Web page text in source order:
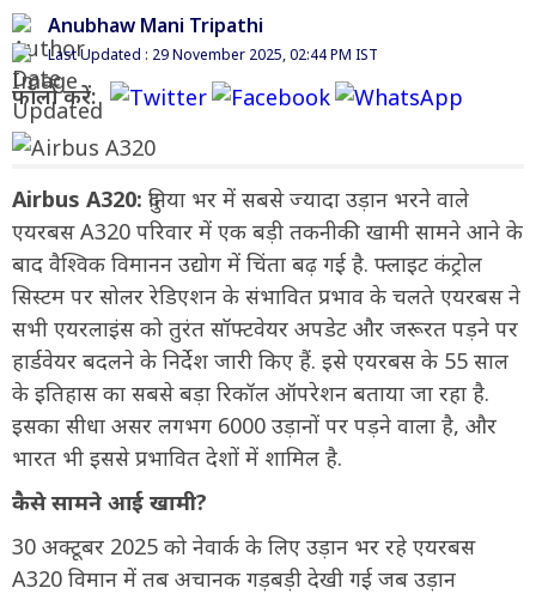
Anubhaw Mani Tripathi
Last Updated : 29 November 2025, 02:44 PM IST
फॉलो करें:
Airbus A320: दुनिया भर में सबसे ज्यादा उड़ान भरने वाले
एयरबस A320 परिवार में एक बड़ी तकनीकी खामी सामने आने के
बाद वैश्विक विमानन उद्योग में चिंता बढ़ गई है. फ्लाइट कंट्रोल
सिस्टम पर सोलर रेडिएशन के संभावित प्रभाव के चलते एयरबस ने
सभी एयरलाइंस को तुरंत सॉफ्टवेयर अपडेट और जरूरत पड़ने पर
हार्डवेयर बदलने के निर्देश जारी किए हैं. इसे एयरबस के 55 साल
के इतिहास का सबसे बड़ा रिकॉल ऑपरेशन बताया जा रहा है.
इसका सीधा असर लगभग 6000 उड़ानों पर पड़ने वाला है, और
भारत भी इससे प्रभावित देशों में शामिल है.
कैसे सामने आई खामी?
30 अक्टूबर 2025 को नेवार्क के लिए उड़ान भर रहे एयरबस
A320 विमान में तब अचानक गड़बड़ी देखी गई जब उड़ान